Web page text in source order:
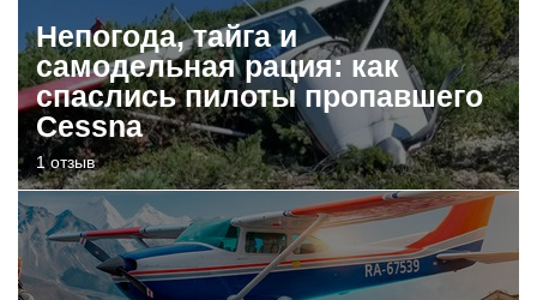
Непогода, тайга и
самодельная рация: как
спаслись пилоты пропавшего
Cessna
1 отзыв